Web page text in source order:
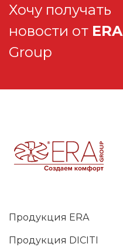
Хочу получать
новости от ERA
Group
Продукция ERA
Продукция DICITI